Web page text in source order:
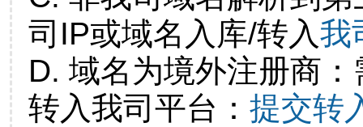
司IP或域名入库/转入我
D. 域名为境外注册商
转入我司平台： 提交转